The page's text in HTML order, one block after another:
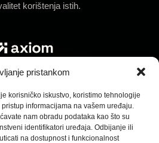
pristankom
korisničko iskustvo, koristimo tehnologije
informacijama na vašem uređaju.
nam obradu podataka kao što su
identifikatori uređaja. Odbijanje ili
na dostupnost i funkcionalnost
korištenja istih.
Izjava o odricanju od odgovornosti
uslovi poslovanja